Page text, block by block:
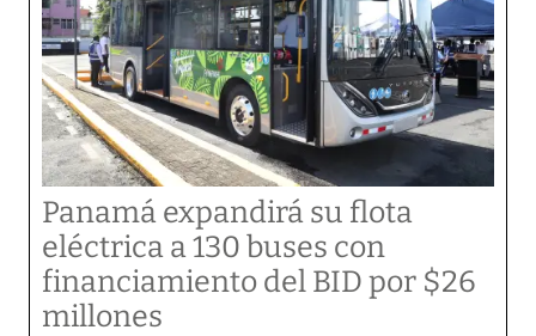
Panamá expandirá su flota
eléctrica a 130 buses con
financiamiento del BID por $26
millones